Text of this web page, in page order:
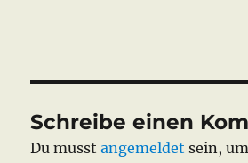
Schreibe einen
Du musstangemeldet sein,